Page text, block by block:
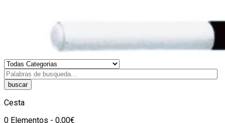
buscar
Cesta
0 Elementos - 0,00€